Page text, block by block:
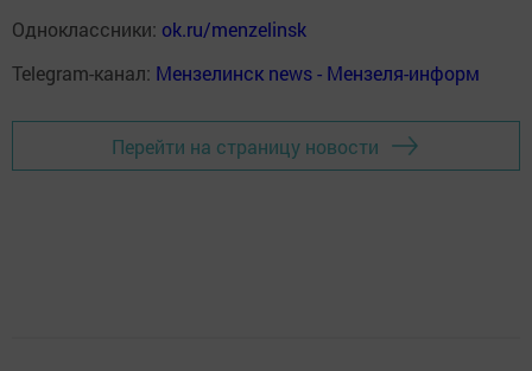
Одноклассники: ok.ru/menzelinsk
Telegram-канал: Мензелинск news - Мензеля-информ
Перейти на страницу новости